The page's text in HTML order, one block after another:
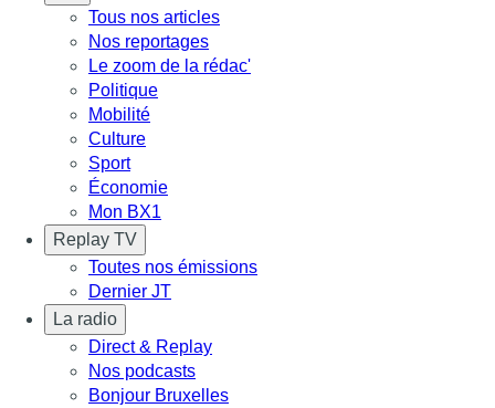
Tous nos articles
Nos reportages
Le zoom de la rédac'
Politique
Mobilité
Culture
Sport
Économie
Mon BX1
Replay TV
Toutes nos émissions
Dernier JT
La radio
Direct & Replay
Nos podcasts
Bonjour Bruxelles